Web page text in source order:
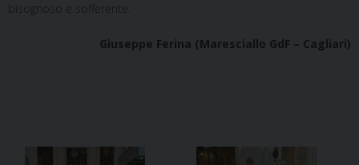
bisognoso e sofferente.
Giuseppe Ferina (Maresciallo GdF – Cagliari)